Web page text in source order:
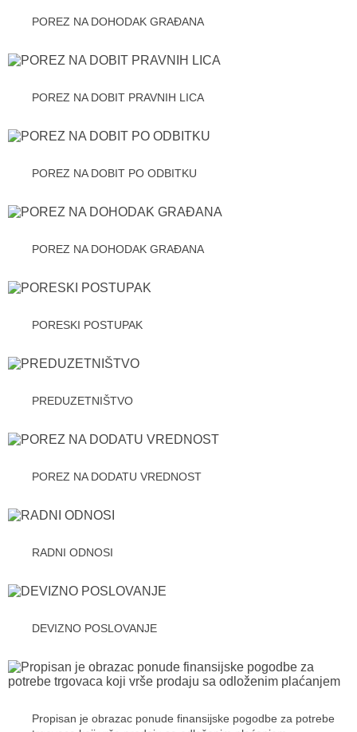
POREZ NA DOHODAK GRAĐANA
POREZ NA DOBIT PRAVNIH LICA
POREZ NA DOBIT PO ODBITKU
POREZ NA DOHODAK GRAĐANA
PORESKI POSTUPAK
PREDUZETNIŠTVO
POREZ NA DODATU VREDNOST
RADNI ODNOSI
DEVIZNO POSLOVANJE
Propisan je obrazac ponude finansijske pogodbe za potrebe